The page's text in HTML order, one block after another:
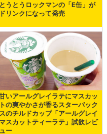
とうとうロックマンの「E缶」が
ドリンクになって発売
いアールグレイラテにマスカッ
トの爽やかさが香るスターバック
スのチルドカップ「アールグレイ
マスカットティーラテ」試飲レビ
ュー